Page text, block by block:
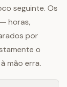
seguinte. Os
— horas,
por
o
mão erra.